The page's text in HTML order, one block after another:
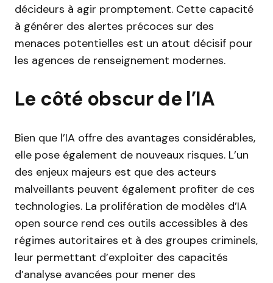
décideurs à agir promptement. Cette capacité
à générer des alertes précoces sur des
menaces potentielles est un atout décisif pour
les agences de renseignement modernes.
Le côté obscur de l’IA
Bien que l’IA offre des avantages considérables,
elle pose également de nouveaux risques. L’un
des enjeux majeurs est que des acteurs
malveillants peuvent également profiter de ces
technologies. La prolifération de modèles d’IA
open source rend ces outils accessibles à des
régimes autoritaires et à des groupes criminels,
leur permettant d’exploiter des capacités
d’analyse avancées pour mener des